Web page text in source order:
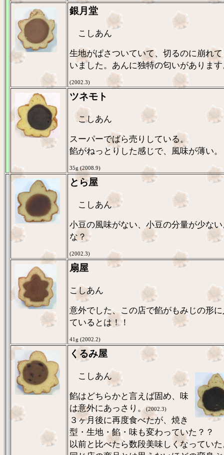
銀月堂
こしあん
生地がぱさついていて、切るのに崩れ
いました。あんに独特の匂いがありま
(2002.3)
ツネモト
こしあん
スーパーでばら売りしている。
餡がねっとりした感じで、風味が薄い。
35g (2008.9)
とら屋
こしあん
小豆の風味がない、小豆の分量が少な
な？
(2002.3)
扇屋
こしあん
意外でした、この店で餡がもみじの形
ているとは！！
41g (2002.2)
くるみ屋
こしあん
餡はどちらかと言えば固め、味
は意外にあっさり。(2002.3)
３ヶ月後に再度食べたが、焼き
型・生地・餡・味も変わっていた？？
以前と比べたら数段美味しくなってい